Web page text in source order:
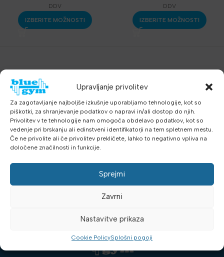
Upravljanje privolitev
Za zagotavljanje najboljše izkušnje uporabljamo tehnologije, kot so
piškotki, za shranjevanje podatkov o napravi in/ali dostop do njih.
Privolitev v te tehnologije nam omogoča obdelavo podatkov, kot so
vedenje pri brskanju ali edinstveni identifikatorji na tem spletnem mestu.
Če ne privolite ali če privolitev prekličete, lahko to negativno vpliva na
določene značilnosti in funkcije.
Sprejmi
Zavrni
Nastavitve prikaza
Cookie PolicySplošni pogoji
DDV
IZBERITE MOŽNOSTI
DDV
IZBERITE MOŽNOSTI